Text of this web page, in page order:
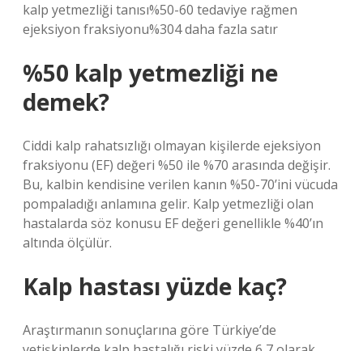
kalp yetmezliği tanısı%50-60 tedaviye rağmen
ejeksiyon fraksiyonu%304 daha fazla satır
%50 kalp yetmezliği ne
demek?
Ciddi kalp rahatsızlığı olmayan kişilerde ejeksiyon
fraksiyonu (EF) değeri %50 ile %70 arasında değişir.
Bu, kalbin kendisine verilen kanın %50-70’ini vücuda
pompaladığı anlamına gelir. Kalp yetmezliği olan
hastalarda söz konusu EF değeri genellikle %40’ın
altında ölçülür.
Kalp hastası yüzde kaç?
Araştırmanın sonuçlarına göre Türkiye’de